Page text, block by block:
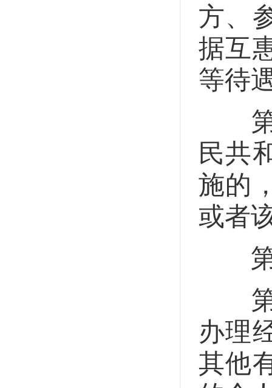
方、
据互
等待
第
民共
施的
或者
第
第
办理
其他